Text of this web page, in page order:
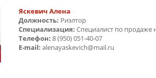
Яскевич Алена
Должность: Риэлтор
Специализация: Специалист по продаже
Телефон: 8 (950) 051-40-07
E-mail: alenayaskevich@mail.ru